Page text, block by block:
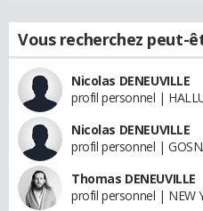
Vous recherchez peut-
Nicolas DENEUVILLE
profil personnel |
Nicolas DENEUVILLE
profil personnel |
Thomas DENEUVILLE
profil personnel | NEW